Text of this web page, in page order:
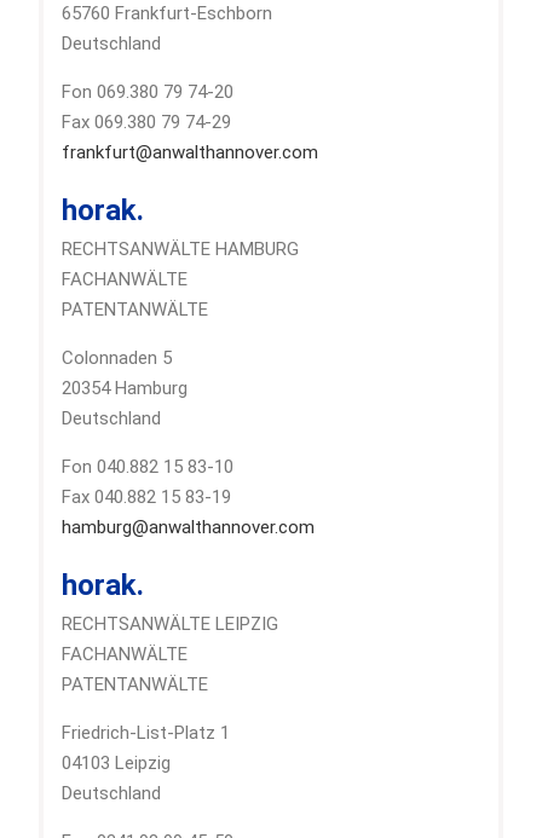
65760 Frankfurt-Eschborn
Deutschland
Fon 069.380 79 74-20
Fax 069.380 79 74-29
frankfurt@anwalthannover.com
horak.
RECHTSANWÄLTE HAMBURG
FACHANWÄLTE
PATENTANWÄLTE
Colonnaden 5
20354 Hamburg
Deutschland
Fon 040.882 15 83-10
Fax 040.882 15 83-19
hamburg@anwalthannover.com
horak.
RECHTSANWÄLTE LEIPZIG
FACHANWÄLTE
PATENTANWÄLTE
Friedrich-List-Platz 1
04103 Leipzig
Deutschland